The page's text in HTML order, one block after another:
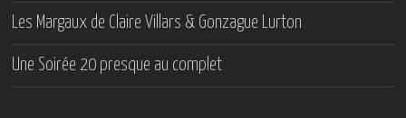
Les Margaux de Claire Villars & Gonzague Lurton
Une Soirée 20 presque au complet